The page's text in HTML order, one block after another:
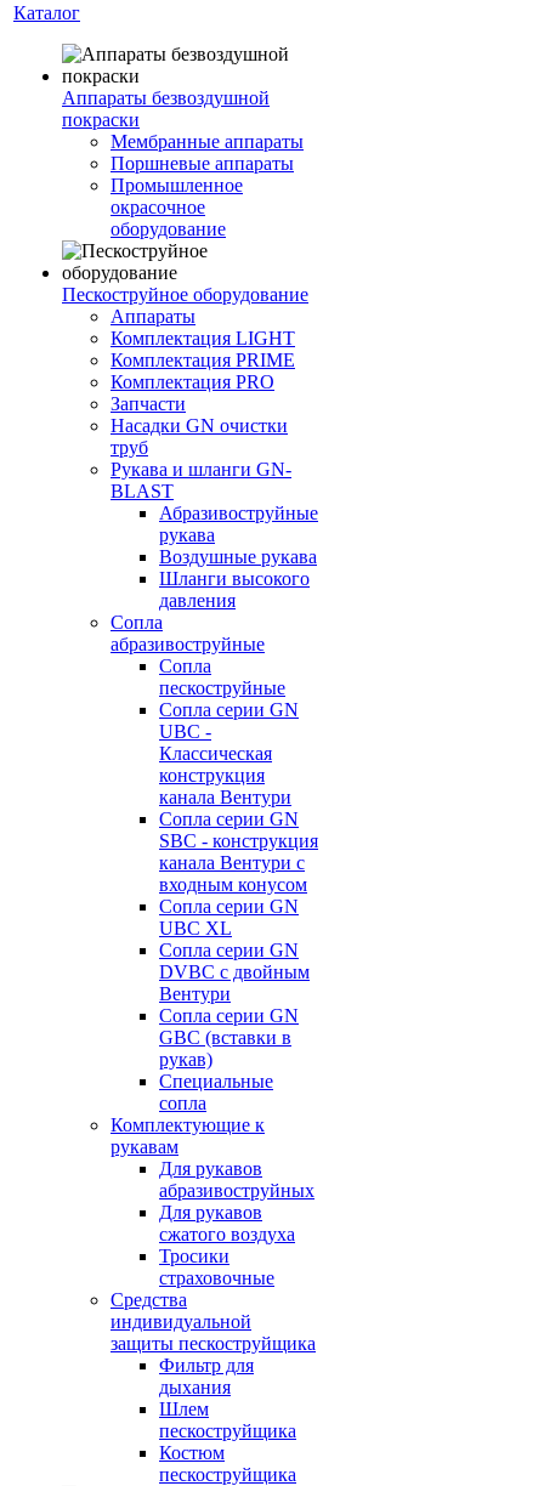
Каталог
Аппараты безвоздушной
покраски
Мембранные аппараты
Поршневые аппараты
Промышленное
окрасочное
оборудование
Пескоструйное оборудование
Аппараты
Комплектация LIGHT
Комплектация PRIME
Комплектация PRO
Запчасти
Насадки GN очистки
труб
Рукава и шланги GN-
BLAST
Абразивоструйные
рукава
Воздушные рукава
Шланги высокого
давления
Сопла
абразивоструйные
Сопла
пескоструйные
Сопла серии GN
UBC -
Классическая
конструкция
канала Вентури
Сопла серии GN
SBC - конструкция
канала Вентури c
входным конусом
Сопла серии GN
UBC XL
Сопла серии GN
DVBC с двойным
Вентури
Сопла серии GN
GBC (вставки в
рукав)
Специальные
сопла
Комплектующие к
рукавам
Для рукавов
абразивоструйных
Для рукавов
сжатого воздуха
Тросики
страховочные
Средства
индивидуальной
защиты пескоструйщика
Фильтр для
дыхания
Шлем
пескоструйщика
Костюм
пескоструйщика